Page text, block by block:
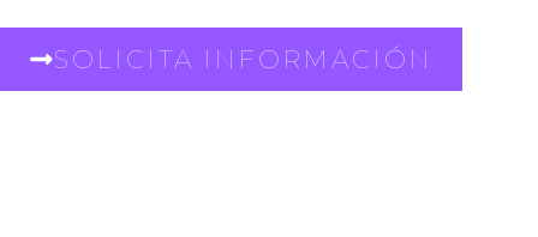
SOLICITA INFORMACIÓN